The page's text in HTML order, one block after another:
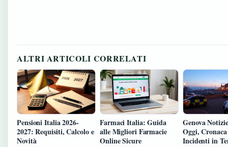
ALTRI ARTICOLI CORRELATI
Pensioni Italia 2026-
2027: Requisiti, Calcolo e
Novità
Farmaci Italia: Guida
alle Migliori Farmacie
Online Sicure
Genova
Oggi, Cronaca
Incidenti in